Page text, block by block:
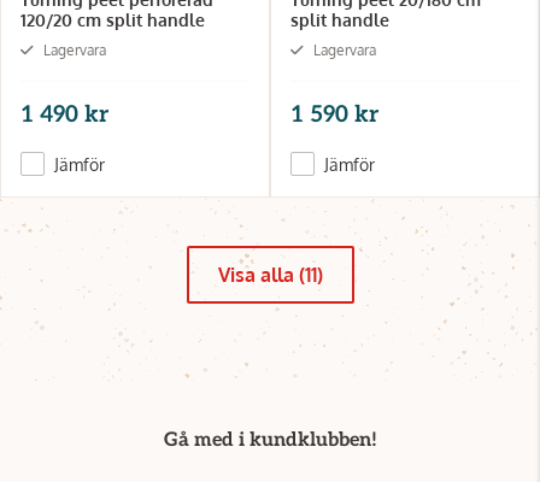
120/20 cm split handle
Lagervara
1 490 kr
Jämför
split handle
Lagervara
1 590 kr
Jämför
Visa alla (11)
Gå med i kundklubben!